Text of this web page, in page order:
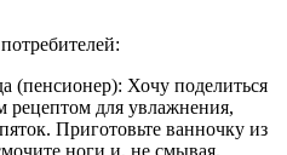
(пенсионер): Хочу поделиться
рецептом для увлажнения,
Приготовьте ванночку из
ноги и, не смывая,